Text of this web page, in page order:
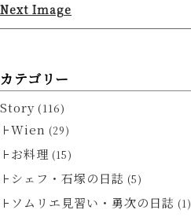
Next Image
カテゴリー
Story (116)
Wien (29)
お料理 (15)
シェフ・石塚の日誌 (5)
ソムリエ見習い・勇次の日誌 (1)